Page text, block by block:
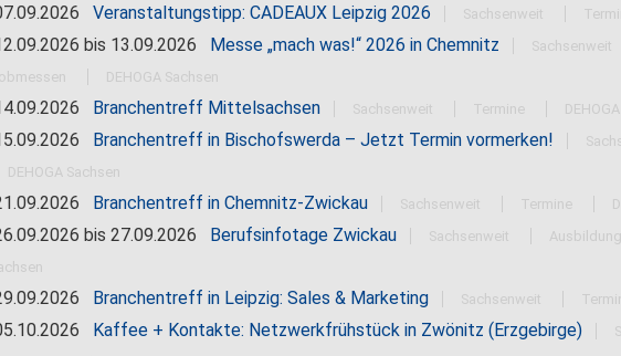
Veranstaltungstipp: CADEAUX Leipzig 2026 Sachsenweit
bis 13.09.2026 Messe „mach was!“ 2026 in Chemnitz Sachsenweit
DEHOGA Sachsen
Branchentreff Mittelsachsen Sachsenweit Termine
Branchentreff in Bischofswerda – Jetzt Termin vormerken!
DEHOGA Sachsen
Branchentreff in Chemnitz-Zwickau Sachsenweit Termine
bis 27.09.2026 Berufsinfotage Zwickau Sachsenweit
Branchentreff in Leipzig: Sales & Marketing Sachsenweit
Kaffee + Kontakte: Netzwerkfrühstück in Zwönitz (Erzgebirge)